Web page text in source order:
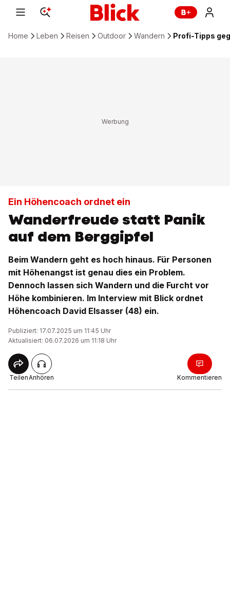
Home Leben Reisen Outdoor Wandern Profi-Tipps
Ein Höhencoach ordnet ein
Wanderfreude statt Panik
auf dem Berggipfel
Beim Wandern geht es hoch hinaus. Für Personen
mit Höhenangst ist genau dies ein Problem.
Dennoch lassen sich Wandern und die Furcht vor
Höhe kombinieren. Im Interview mit Blick ordnet
Höhencoach David Elsasser (48) ein.
Publiziert: 17.07.2025 um 11:45 Uhr
Aktualisiert: 06.07.2026 um 11:18 Uhr
TeilenAnhören Kommentieren